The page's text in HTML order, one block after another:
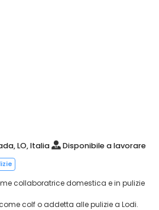
LO, Italia Disponibile a lavorare
collaboratrice domestica e in pulizie
colf o addetta alle pulizie a Lodi.